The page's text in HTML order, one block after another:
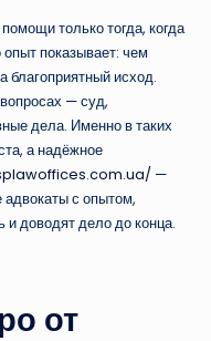
только тогда, когда
показывает: чем
исход.
— суд,
дела. Именно в таких
а надёжное
—
адвокаты с опытом,
и доводят дело до конца.
от